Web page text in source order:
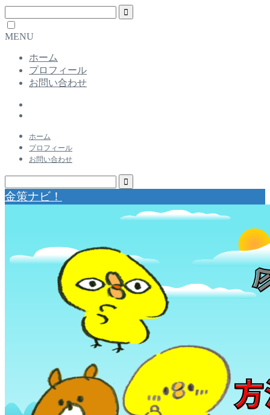
MENU
ホーム
プロフィール
お問い合わせ
ホーム
プロフィール
お問い合わせ
金策ナビ！